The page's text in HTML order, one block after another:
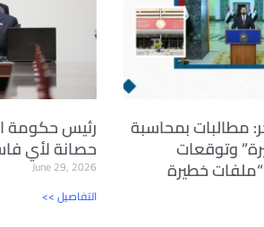
رئيس حكومة
حصانة لأي
June 29, 2026
<< التفاصيل
مطالبات بمحاسبة
وتوقعات